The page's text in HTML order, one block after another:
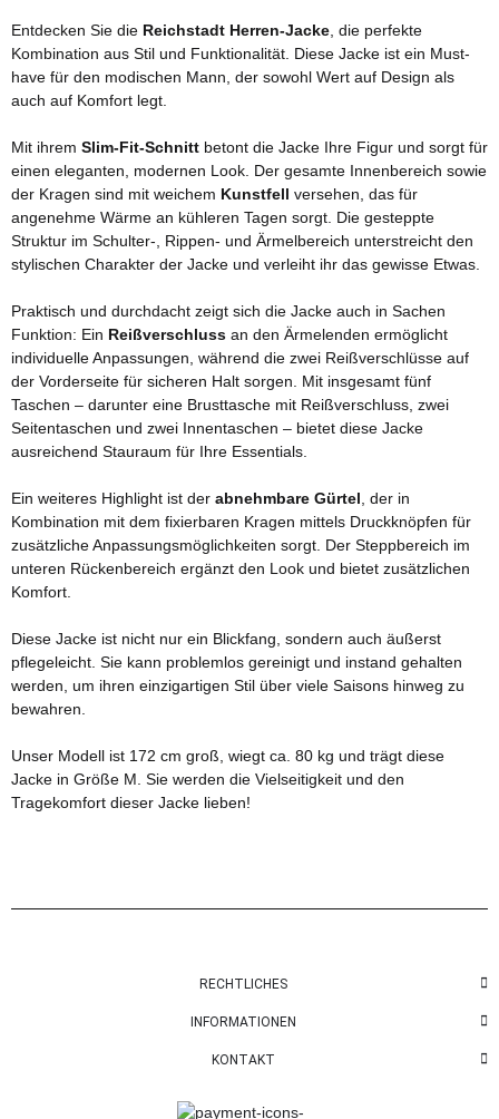
Entdecken Sie die Reichstadt Herren-Jacke , die perfekte
Kombination aus Stil und Funktionalität. Diese Jacke ist ein Must-
have für den modischen Mann, der sowohl Wert auf Design als
auch auf Komfort legt.
Mit ihrem Slim-Fit-Schnitt betont die Jacke Ihre Figur und sorgt für
einen eleganten, modernen Look. Der gesamte Innenbereich sowie
der Kragen sind mit weichem Kunstfell versehen, das für
angenehme Wärme an kühleren Tagen sorgt. Die gesteppte
Struktur im Schulter-, Rippen- und Ärmelbereich unterstreicht den
stylischen Charakter der Jacke und verleiht ihr das gewisse Etwas.
Praktisch und durchdacht zeigt sich die Jacke auch in Sachen
Funktion: Ein Reißverschluss an den Ärmelenden ermöglicht
individuelle Anpassungen, während die zwei Reißverschlüsse auf
der Vorderseite für sicheren Halt sorgen. Mit insgesamt fünf
Taschen – darunter eine Brusttasche mit Reißverschluss, zwei
Seitentaschen und zwei Innentaschen – bietet diese Jacke
ausreichend Stauraum für Ihre Essentials.
Ein weiteres Highlight ist der abnehmbare Gürtel , der in
Kombination mit dem fixierbaren Kragen mittels Druckknöpfen für
zusätzliche Anpassungsmöglichkeiten sorgt. Der Steppbereich im
unteren Rückenbereich ergänzt den Look und bietet zusätzlichen
Komfort.
Diese Jacke ist nicht nur ein Blickfang, sondern auch äußerst
pflegeleicht. Sie kann problemlos gereinigt und instand gehalten
werden, um ihren einzigartigen Stil über viele Saisons hinweg zu
bewahren.
Unser Modell ist 172 cm groß, wiegt ca. 80 kg und trägt diese
Jacke in Größe M. Sie werden die Vielseitigkeit und den
Tragekomfort dieser Jacke lieben!
RECHTLICHES
INFORMATIONEN
KONTAKT